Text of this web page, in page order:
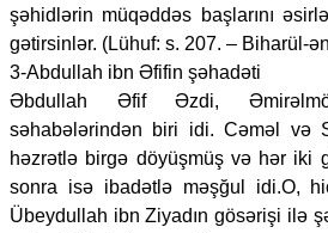
şəhidlərin müqəddəs başlarını
gətirsinlər. (Lühuf: s. 207. – Biharül-
3-Abdullah ibn Əfifin şəhadəti
Əbdullah Əfif Əzdi,
səhabələrindən biri idi. Cəməl və
həzrətlə birgə döyüşmüş və hər iki
sonra isə ibadətlə məşğul idi.O,
Übeydullah ibn Ziyadın gösərişi ilə